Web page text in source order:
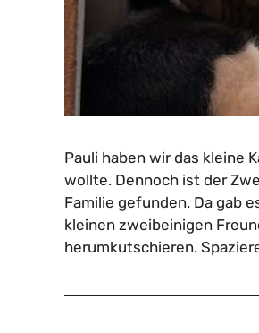
Pauli haben wir das kleine
wollte. Dennoch ist der
Familie gefunden. Da gab
kleinen zweibeinigen
herumkutschieren.